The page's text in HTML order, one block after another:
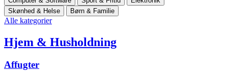
Skønhed & Helse
Børn & Familie
Alle kategorier
Hjem & Husholdning
Affugter